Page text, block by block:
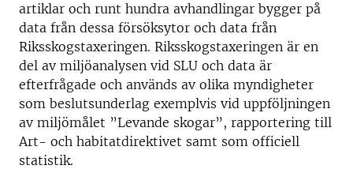
artiklar och runt hundra avhandlingar bygger på
data från dessa försöksytor och data från
Riksskogstaxeringen. Riksskogstaxeringen är en
del av miljöanalysen vid SLU och data är
efterfrågade och används av olika myndigheter
som beslutsunderlag exemplvis vid uppföljningen
av miljömålet ”Levande skogar”, rapportering till
Art- och habitatdirektivet samt som officiell
statistik.